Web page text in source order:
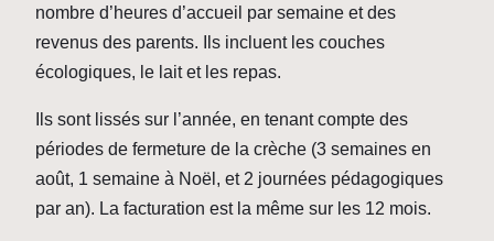
nombre d’heures d’accueil par semaine et des
revenus des parents. Ils incluent les couches
écologiques, le lait et les repas.
Ils sont lissés sur l’année, en tenant compte des
périodes de fermeture de la crèche (3 semaines en
août, 1 semaine à Noël, et 2 journées pédagogiques
par an). La facturation est la même sur les 12 mois.